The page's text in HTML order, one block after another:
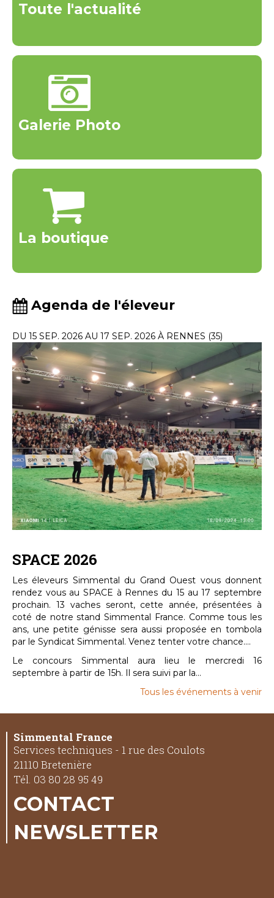
Toute l'actualité
Galerie Photo
La boutique
Agenda de l'éleveur
DU 15 SEP. 2026 AU 17 SEP. 2026 À RENNES (35)
SPACE 2026
Les éleveurs Simmental du Grand Ouest vous donnent
rendez vous au SPACE à Rennes du 15 au 17 septembre
prochain. 13 vaches seront, cette année, présentées à
coté de notre stand Simmental France. Comme tous les
ans, une petite génisse sera aussi proposée en tombola
par le Syndicat Simmental. Venez tenter votre chance....
Le concours Simmental aura lieu le mercredi 16
septembre à partir de 15h. Il sera suivi par la...
Tous les événements à venir
Simmental France
Services techniques - 1 rue des Coulots
21110 Bretenière
Tél. 03 80 28 95 49
CONTACT
NEWSLETTER